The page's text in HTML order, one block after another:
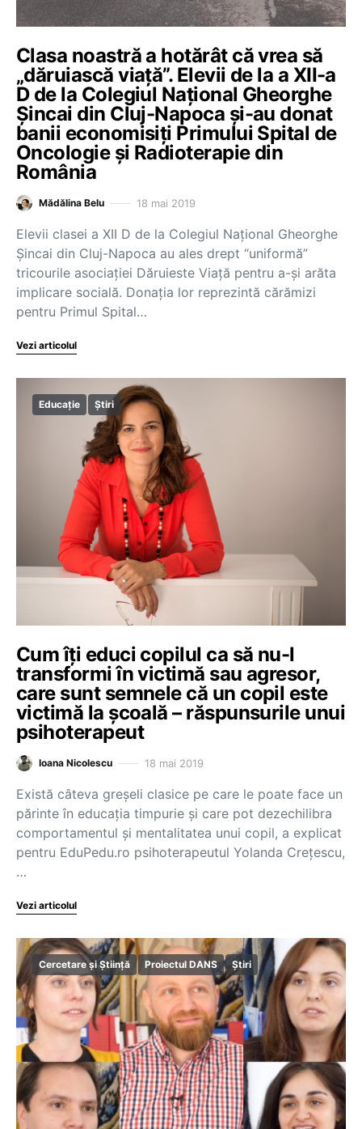
Clasa noastră a hotărât că vrea să
„dăruiască viață”. Elevii de la a XII-a
D de la Colegiul Național Gheorghe
Șincai din Cluj-Napoca şi-au donat
banii economisiţi Primului Spital de
Oncologie și Radioterapie din
România
Mădălina Belu 18 mai 2019
Elevii clasei a XII D de la Colegiul Național Gheorghe
Șincai din Cluj-Napoca au ales drept “uniformă”
tricourile asociației Dăruieste Viață pentru a-și arăta
implicare socială. Donația lor reprezintă cărămizi
pentru Primul Spital…
Vezi articolul
Educație Știri
Cum îţi educi copilul ca să nu-l
transformi în victimă sau agresor,
care sunt semnele că un copil este
victimă la școală – răspunsurile unui
psihoterapeut
Ioana Nicolescu 18 mai 2019
Există câteva greșeli clasice pe care le poate face un
părinte în educația timpurie și care pot dezechilibra
comportamentul și mentalitatea unui copil, a explicat
pentru EduPedu.ro psihoterapeutul Yolanda Crețescu,
…
Vezi articolul
Cercetare și Știință Proiectul DANS Știri